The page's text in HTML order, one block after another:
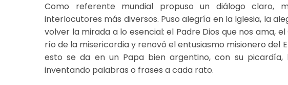
Como referente mundial propuso un diálogo claro,
interlocutores más diversos. Puso alegría en la Iglesia, la
volver la mirada a lo esencial: el Padre Dios que nos ama,
río de la misericordia y renovó el entusiasmo misionero del
esto se da en un Papa bien argentino, con su picardía,
inventando palabras o frases a cada rato.